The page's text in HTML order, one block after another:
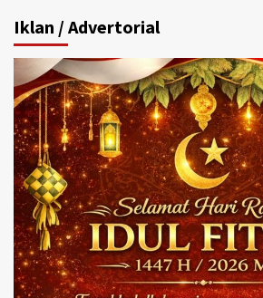
Iklan / Advertorial